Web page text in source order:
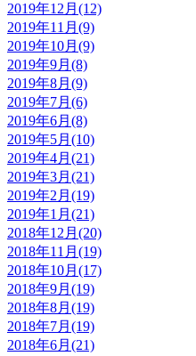
2019年12月(12)
2019年11月(9)
2019年10月(9)
2019年9月(8)
2019年8月(9)
2019年7月(6)
2019年6月(8)
2019年5月(10)
2019年4月(21)
2019年3月(21)
2019年2月(19)
2019年1月(21)
2018年12月(20)
2018年11月(19)
2018年10月(17)
2018年9月(19)
2018年8月(19)
2018年7月(19)
2018年6月(21)